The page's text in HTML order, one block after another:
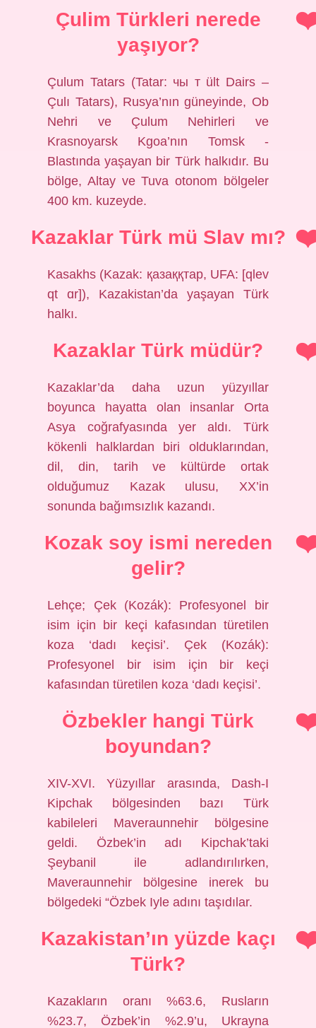
Çulim Türkleri nerede
yaşıyor?
Çulum Tatars (Tatar: чы т ült Dairs –
Çulı Tatars), Rusya’nın güneyinde, Ob
Nehri ve Çulum Nehirleri ve
Krasnoyarsk Kgoa’nın Tomsk -
Blastında yaşayan bir Türk halkıdır. Bu
bölge, Altay ve Tuva otonom bölgeler
400 km. kuzeyde.
Kazaklar Türk mü Slav mı?
Kasakhs (Kazak: қазаққтар, UFA: [qlev
qt ɑr]), Kazakistan’da yaşayan Türk
halkı.
Kazaklar Türk müdür?
Kazaklar’da daha uzun yüzyıllar
boyunca hayatta olan insanlar Orta
Asya coğrafyasında yer aldı. Türk
kökenli halklardan biri olduklarından,
dil, din, tarih ve kültürde ortak
olduğumuz Kazak ulusu, XX’in
sonunda bağımsızlık kazandı.
Kozak soy ismi nereden
gelir?
Lehçe; Çek (Kozák): Profesyonel bir
isim için bir keçi kafasından türetilen
koza ‘dadı keçisi’. Çek (Kozák):
Profesyonel bir isim için bir keçi
kafasından türetilen koza ‘dadı keçisi’.
Özbekler hangi Türk
boyundan?
XIV-XVI. Yüzyıllar arasında, Dash-I
Kipchak bölgesinden bazı Türk
kabileleri Maveraunnehir bölgesine
geldi. Özbek’in adı Kipchak’taki
Şeybanil ile adlandırılırken,
Maveraunnehir bölgesine inerek bu
bölgedeki “Özbek Iyle adını taşıdılar.
Kazakistan’ın yüzde kaçı
Türk?
Kazakların oranı %63.6, Rusların
%23.7, Özbek’in %2.9’u, Ukrayna